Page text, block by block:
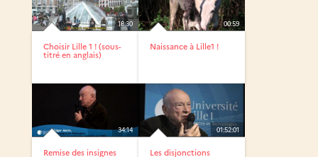
18:30
Choisir Lille 1 ! (sous-
titré en anglais)
00:59
Naissance à Lille1 !
34:14
Remise des insignes
01:52:01
Les disjonctions